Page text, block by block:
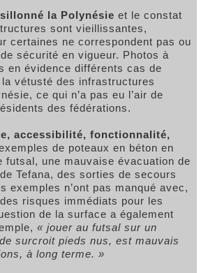
la Polynésie et le constat
sont vieillissantes,
certaines ne correspondent pas ou
sécurité en vigueur. Photos à
en évidence différents cas de
vétusté des infrastructures
ce qui n’a pas eu l’air de
des fédérations.
accessibilité, fonctionnalité,
de poteaux en béton en
futsal, une mauvaise évacuation de
Tefana, des sorties de secours
exemples n’ont pas manqué avec,
risques immédiats pour les
de la surface a également
« jouer au futsal sur un
surcroit pieds nus, est mauvais
à long terme. »